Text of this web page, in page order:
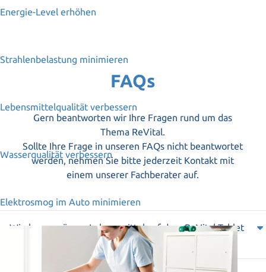
Energie-Level erhöhen
Strahlenbelastung minimieren
Lebensmittelqualität verbessern
Wasserqualität verbessern
Elektrosmog im Auto minimieren
FAQs
Gern beantworten wir Ihre Fragen rund um das
Thema ReVital.
Sollte Ihre Frage in unseren FAQs nicht beantwortet
werden, nehmen Sie bitte jederzeit Kontakt mit
einem unserer Fachberater auf.
Wie lange müssen Lebensmittel auf dem ReVital Tablet
liegen?
Der Reinigungs- und Revitalisierungsprozess ist je